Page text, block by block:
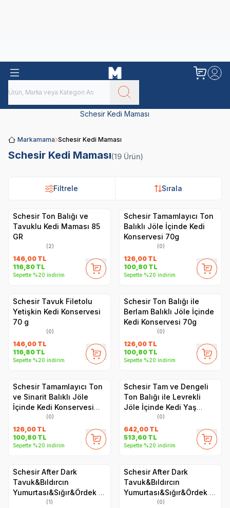
Schesir Kedi Maması
Markamama Schesir Kedi Maması
Schesir Kedi Maması(19 Ürün)
Filtrele Sırala
Schesir Ton Balığı ve
Tavuklu Kedi Maması 85
GR
(2)
146,00 TL
116,80 TL
Sepette %20 indirim
Schesir Tamamlayıcı Ton
Balıklı Jöle İçinde Kedi
Konservesi 70g
(0)
126,00 TL
100,80 TL
Sepette %20 indirim
Schesir Tavuk Filetolu
Yetişkin Kedi Konservesi
70 g
(0)
146,00 TL
116,80 TL
Sepette %20 indirim
Schesir Ton Balığı ile
Berlam Balıklı Jöle İçinde
Kedi Konservesi 70g
(0)
126,00 TL
100,80 TL
Sepette %20 indirim
Schesir Tamamlayıcı Ton
ve Sinarit Balıklı Jöle
İçinde Kedi Konservesi
(0)
126,00 TL
100,80 TL
Sepette %20 indirim
Schesir Tam ve Dengeli
Ton Balığı ile Levrekli
Jöle İçinde Kedi Yaş
Maması Multipack 6x50g
(0)
642,00 TL
513,60 TL
Sepette %20 indirim
Schesir After Dark
Tavuk&Bıldırcın
Yumurtası&Sığır&Ördek Et
Suyunda Paté Yetişkin
(1)
Schesir After Dark
Tavuk&Bıldırcın
Yumurtası&Sığır&Ördek Et
Suyunda Mus Yetişkin
(0)